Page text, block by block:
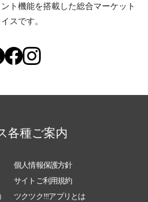
ト機能を搭載した総合マーケット
スです。
各種ご案内
個人情報保護方針
サイトご利用規約
ツクツク!!!アプリとは